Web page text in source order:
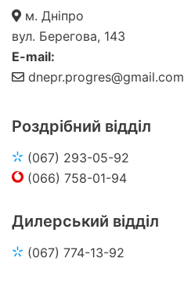
м. Дніпро
вул. Берегова, 143
E-mail:
dnepr.progres@gmail.com
Роздрібний відділ
(067) 293-05-92
(066) 758-01-94
Дилерський відділ
(067) 774-13-92